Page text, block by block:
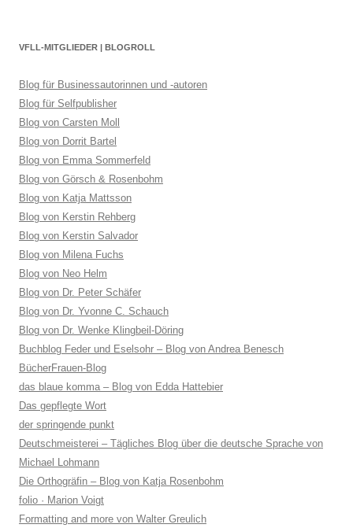
VFLL-MITGLIEDER | BLOGROLL
Blog für Businessautorinnen und -autoren
Blog für Selfpublisher
Blog von Carsten Moll
Blog von Dorrit Bartel
Blog von Emma Sommerfeld
Blog von Görsch & Rosenbohm
Blog von Katja Mattsson
Blog von Kerstin Rehberg
Blog von Kerstin Salvador
Blog von Milena Fuchs
Blog von Neo Helm
Blog von Dr. Peter Schäfer
Blog von Dr. Yvonne C. Schauch
Blog von Dr. Wenke Klingbeil-Döring
Buchblog Feder und Eselsohr – Blog von Andrea Benesch
BücherFrauen-Blog
das blaue komma – Blog von Edda Hattebier
Das gepflegte Wort
der springende punkt
Deutschmeisterei – Tägliches Blog über die deutsche Sprache von
Michael Lohmann
Die Orthogräfin – Blog von Katja Rosenbohm
folio · Marion Voigt
Formatting and more von Walter Greulich